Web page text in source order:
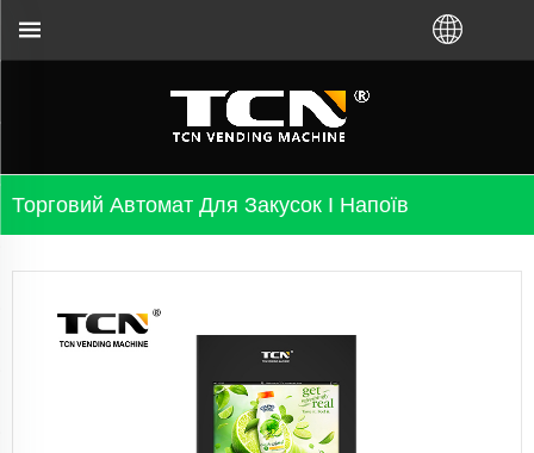
Торговий Автомат Для Закусок І Напоїв
незалежно від того, придбали ви